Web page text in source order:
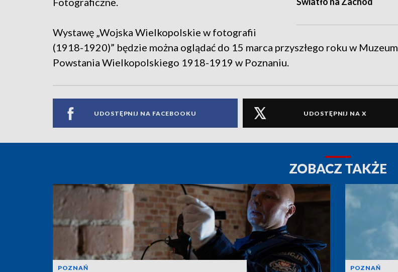
Wystawę „Wojska Wielkopolskie w fotografii
(1918-1920)” będzie można oglądać do 15 marca przyszłego roku w Muzeum
Powstania Wielkopolskiego 1918-1919 w Poznaniu.
UDOSTĘPNIJ NA FACEBOOKU UDOSTĘPNIJ NA X
ZOBACZ TAKŻE
POZNAŃ POZNAŃ